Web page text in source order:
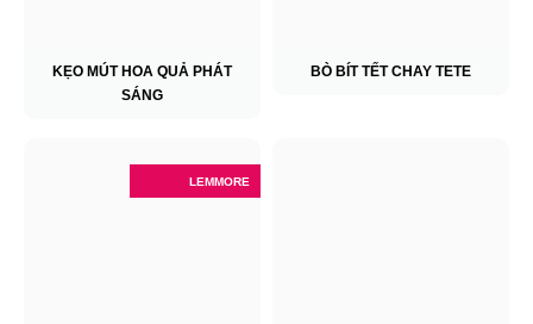
KẸO MÚT HOA QUẢ PHÁT
SÁNG
BÒ BÍT TẾT CHAY TETE
LEMMORE